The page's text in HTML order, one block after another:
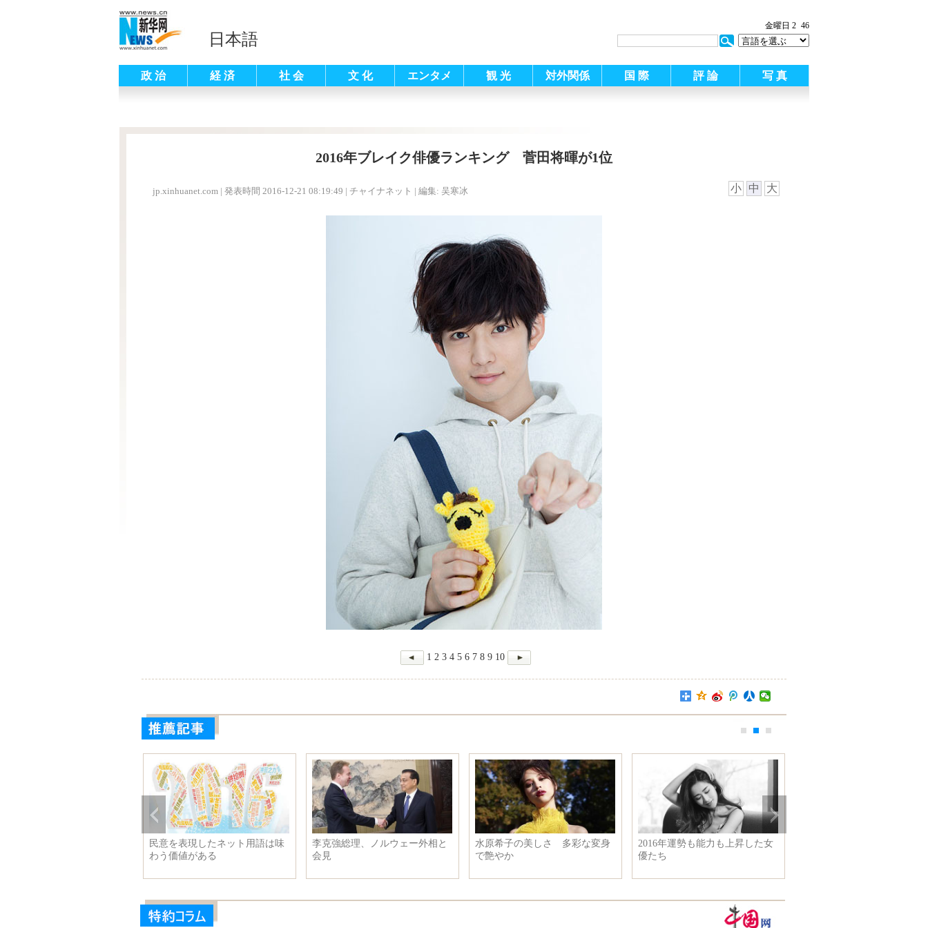
日本語
金曜日 2 46
政 治 経 済 社 会 文 化 エンタメ 観 光 対外関係 国 際 評 論 写 真
2016年ブレイク俳優ランキング 菅田将暉が1位
jp.xinhuanet.com | 発表時間 2016-12-21 08:19:49 | チャイナネット | 編集: 吴寒冰 小 中 大
1 2 3 4 5 6 7 8 9 10
民意を表現したネット用語は味
わう価値がある
李克強総理、ノルウェー外相と
会見
水原希子の美しさ 多彩な変身
で艶やか
2016年運勢も能力も上昇した女
優たち